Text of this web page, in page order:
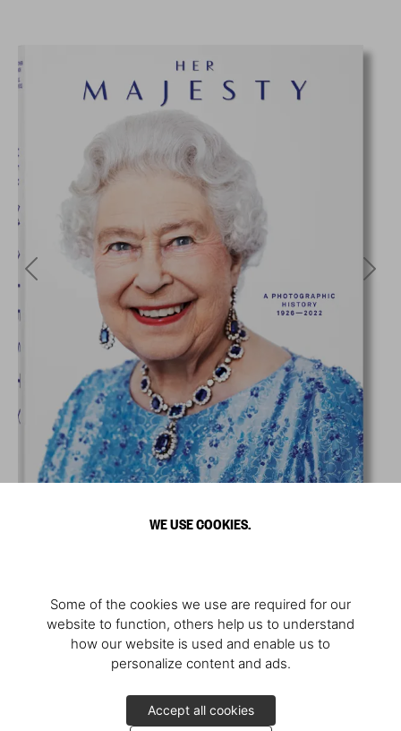
WE USE COOKIES.
Some of the cookies we use are required for our
website to function, others help us to understand
how our website is used and enable us to
personalize content and ads.
Accept all cookies